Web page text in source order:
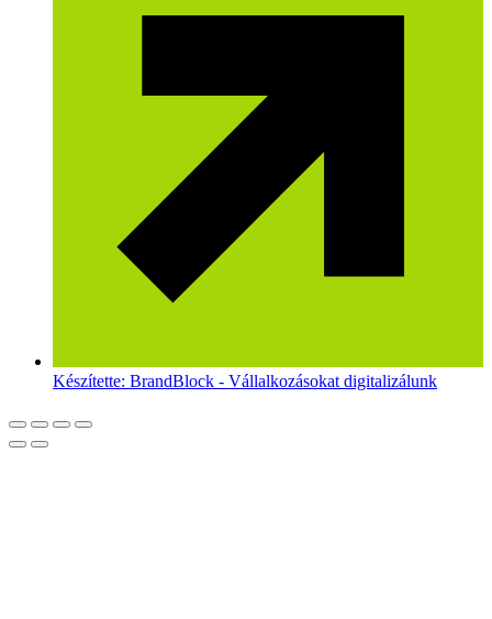
Készítette: BrandBlock - Vállalkozásokat digitalizálunk